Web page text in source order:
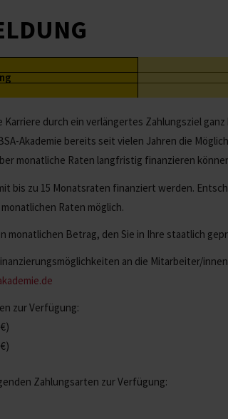
Karriere durch ein verlängertes Zahlungsziel
Akademie bereits seit vielen Jahren die
monatliche Raten langfristig finanzieren
bis zu 15 Monatsraten finanziert werden.
Raten möglich.
monatlichen Betrag, den Sie in Ihre staatlich
an die Mitarbeiter/
zur Verfügung:
€)
€)
Zahlungsarten zur Verfügung: